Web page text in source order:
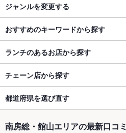
ジャンルを変更する
おすすめのキーワードから探す
ランチのあるお店から探す
チェーン店から探す
都道府県を選び直す
南房総・館山エリアの最新口コミ